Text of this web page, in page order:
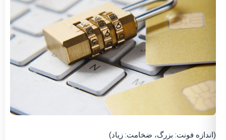
(اندازه فونت: بزرگ، ضخامت: زیاد)